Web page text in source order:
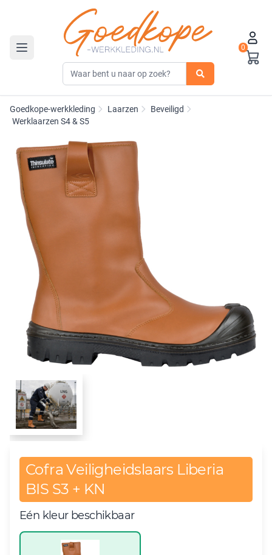
Toggle navigation
0
Goedkope-werkkleding Laarzen
Beveiligd
Werklaarzen S4 & S5
Cofra Veiligheidslaars Liberia
BIS S3 + KN
Eén kleur beschikbaar